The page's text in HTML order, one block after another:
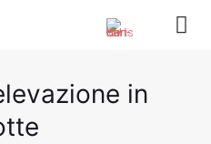
in